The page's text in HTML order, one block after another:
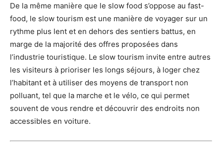
De la même manière que le slow food s’oppose au fast-
food, le slow tourism est une manière de voyager sur un
rythme plus lent et en dehors des sentiers battus, en
marge de la majorité des offres proposées dans
l’industrie touristique. Le slow tourism invite entre autres
les visiteurs à prioriser les longs séjours, à loger chez
l’habitant et à utiliser des moyens de transport non
polluant, tel que la marche et le vélo, ce qui permet
souvent de vous rendre et découvrir des endroits non
accessibles en voiture.